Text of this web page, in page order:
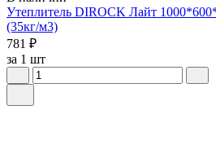
Утеплитель DIROCK Лайт
(35кг/м3)
781 ₽
за 1 шт